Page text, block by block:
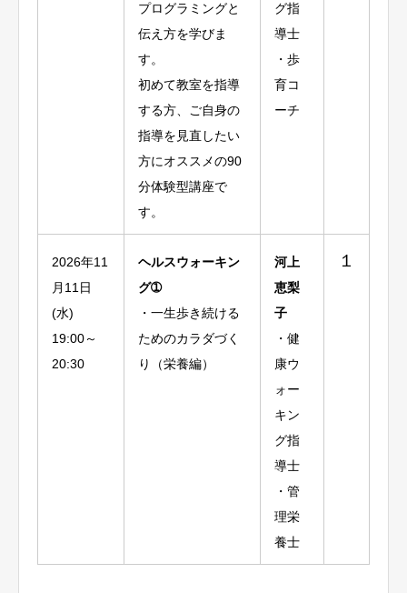
プログラミングと
伝え方を学びま
す。
初めて教室を指導
する方、ご自身の
指導を見直したい
方にオススメの90
分体験型講座で
す。
グ指
導士
・歩
育コ
ーチ
2026年11
月11日
(水)
19:00～
20:30
ヘルスウォーキン
グ➀
・一生歩き続ける
ためのカラダづく
り（栄養編）
河上
恵梨
子
・健
康ウ
ォー
キン
グ指
導士
・管
理栄
養士
１